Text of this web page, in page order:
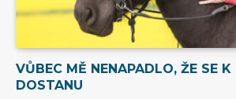
VŮBEC MĚ NENAPADLO, ŽE SE K
DOSTANU